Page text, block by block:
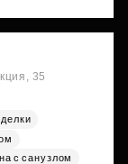
35
с санузлом